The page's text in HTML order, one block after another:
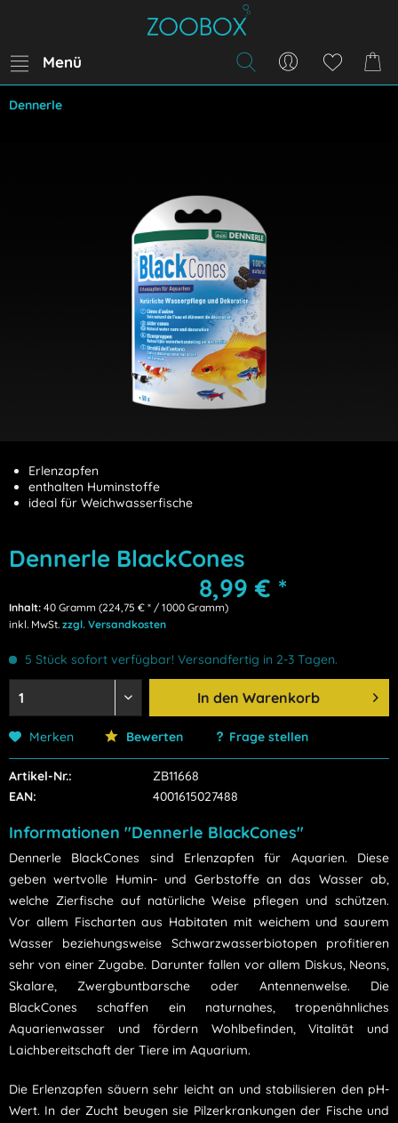
Menü
Dennerle
Erlenzapfen
enthalten Huminstoffe
ideal für Weichwasserfische
Dennerle BlackCones
8,99 € *
Inhalt: 40 Gramm (224,75 € * / 1000 Gramm)
inkl. MwSt. zzgl. Versandkosten
5 Stück sofort verfügbar! Versandfertig in 2-3 Tagen.
In den Warenkorb
Merken Bewerten Frage stellen
Artikel-Nr.:
ZB11668
EAN:
4001615027488
Informationen "Dennerle BlackCones"
Dennerle BlackCones sind Erlenzapfen für Aquarien. Diese
geben wertvolle Humin- und Gerbstoffe an das Wasser ab,
welche Zierfische auf natürliche Weise pflegen und schützen.
Vor allem Fischarten aus Habitaten mit weichem und saurem
Wasser beziehungsweise Schwarzwasserbiotopen profitieren
sehr von einer Zugabe. Darunter fallen vor allem Diskus, Neons,
Skalare, Zwergbuntbarsche oder Antennenwelse. Die
BlackCones schaffen ein naturnahes, tropenähnliches
Aquarienwasser und fördern Wohlbefinden, Vitalität und
Laichbereitschaft der Tiere im Aquarium.
Die Erlenzapfen säuern sehr leicht an und stabilisieren den pH-
Wert. In der Zucht beugen sie Pilzerkrankungen der Fische und